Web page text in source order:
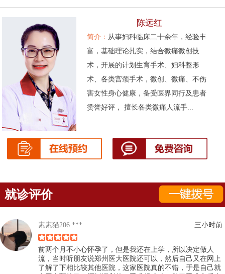
陈远红
简介： 从事妇科临床二十余年，经验丰
富，基础理论扎实，结合微痛微创技
术，开展的计划生育手术、妇科整形
术、各类宫颈手术，微创、微痛、不伤
害女性身心健康，备受医界同行及患者
赞誉好评， 擅长各类微痛人流手...
就诊评价
素素猫206 *** 三小时前
前两个月不小心怀孕了，但是我还在上学，所以决定做人
流，当时听朋友说郑州医大医院还可以，然后自己又在网上
了解了下相比较其他医院，这家医院真的不错，于是自己就